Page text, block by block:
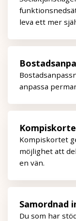
leva ett mer
anpassa
Kompiskortet
möjlighet att
en vän.
Samordnad
Du som har